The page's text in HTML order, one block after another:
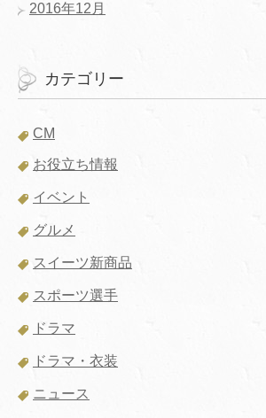
2016年12月
カテゴリー
CM
お役立ち情報
イベント
グルメ
スイーツ新商品
スポーツ選手
ドラマ
ドラマ・衣装
ニュース